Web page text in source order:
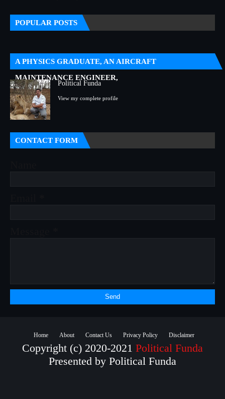
POPULAR POSTS
A PHYSICS GRADUATE, AN AIRCRAFT
MAINTENANCE ENGINEER,
Political Funda
View my complete profile
CONTACT FORM
Home About Contact Us Privacy Policy Disclaimer
Copyright (c) 2020-2021 Political Funda
Presented by Political Funda